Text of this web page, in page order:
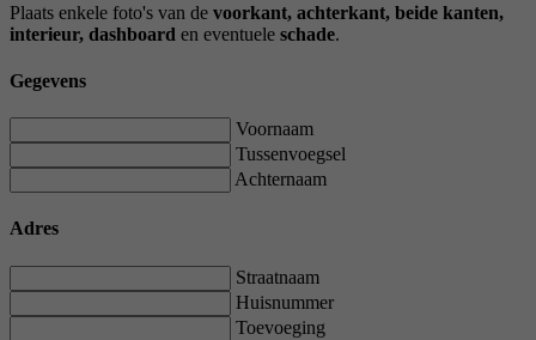
Plaats enkele foto's van de voorkant, achterkant, beide kanten,
interieur, dashboard en eventuele schade.
Gegevens
Voornaam
Tussenvoegsel
Achternaam
Adres
Straatnaam
Huisnummer
Toevoeging